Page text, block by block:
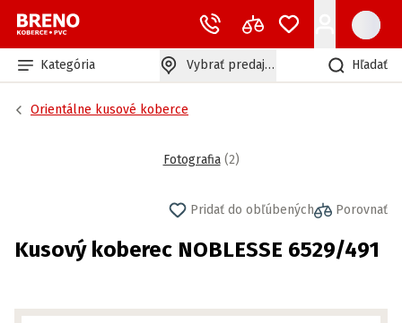
Kategória Vybrať predajňu Hľadať
Orientálne kusové koberce
Fotografia (2)
Pridať do obľúbených Porovnať
Kusový koberec NOBLESSE 6529/491